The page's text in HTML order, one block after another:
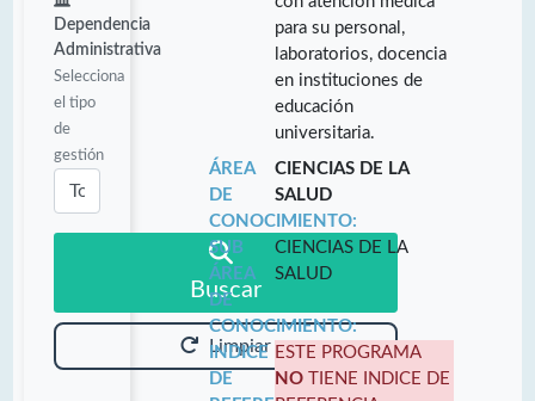
Dependencia
Administrativa
Selecciona
el tipo
de
gestión
Buscar
Limpiar
para su personal,
laboratorios, docencia
en instituciones de
educación
universitaria.
ÁREA
DE
CONOCIMIENTO:
CIENCIAS DE LA
SALUD
SUB
ÁREA
DE
CONOCIMIENTO:
CIENCIAS DE LA
SALUD
INDICE
DE
ESTE PROGRAMA
NO TIENE INDICE DE